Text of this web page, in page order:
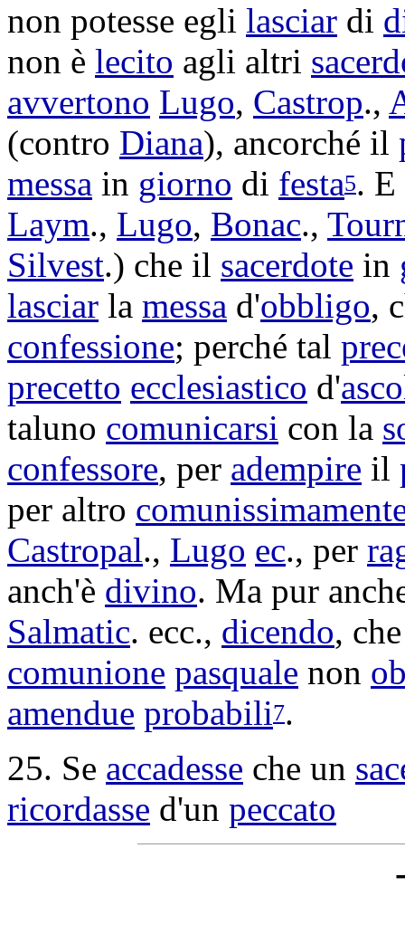
non potesse egli lasciar di
non è lecito agli altri
avvertono Lugo, Castrop.,
(contro Diana), ancorché il
messa in giorno di festa5.
Laym., Lugo, Bonac.,
Silvest.) che il sacerdote in
lasciar la messa d'obbligo,
confessione; perché tal
precetto ecclesiastico d'
taluno comunicarsi con la
confessore, per adempire il
per altro
Castropal., Lugo ec., per
anch'è divino. Ma pur
Salmatic. ecc., dicendo,
comunione pasquale non
amendue probabili7.
25. Se accadesse che un
ricordasse d'un peccato